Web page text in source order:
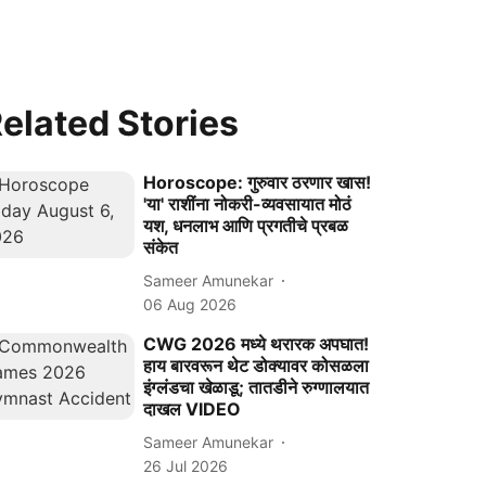
Stories
Horoscope: गुरुवार ठरणार खास!
'या' राशींना नोकरी-व्यवसायात मोठं
यश, धनलाभ आणि प्रगतीचे प्रबळ
संकेत
Sameer Amunekar
06 Aug 2026
CWG 2026 मध्ये थरारक अपघात!
हाय बारवरून थेट डोक्यावर कोसळला
इंग्लंडचा खेळाडू; तातडीने रुग्णालयात
दाखल VIDEO
Sameer Amunekar
26 Jul 2026